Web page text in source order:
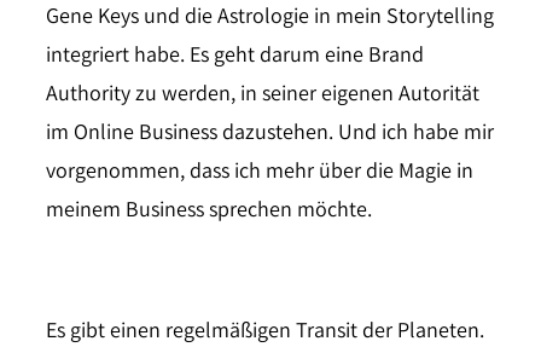
Gene Keys und die Astrologie in mein Storytelling
integriert habe. Es geht darum eine Brand
Authority zu werden, in seiner eigenen Autorität
im Online Business dazustehen. Und ich habe mir
vorgenommen, dass ich mehr über die Magie in
meinem Business sprechen möchte.
Es gibt einen regelmäßigen Transit der Planeten.